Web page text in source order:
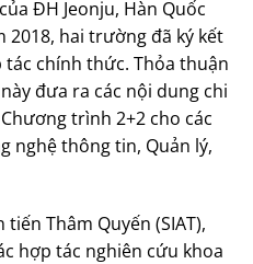
ĐH Jeonju, Hàn Quốc
2018, hai trường đã ký kết
chính thức. Thỏa thuận
đưa ra các nội dung chi
trình 2+2 cho các
nghệ thông tin, Quản lý,
Thâm Quyến (SIAT),
hợp tác nghiên cứu khoa